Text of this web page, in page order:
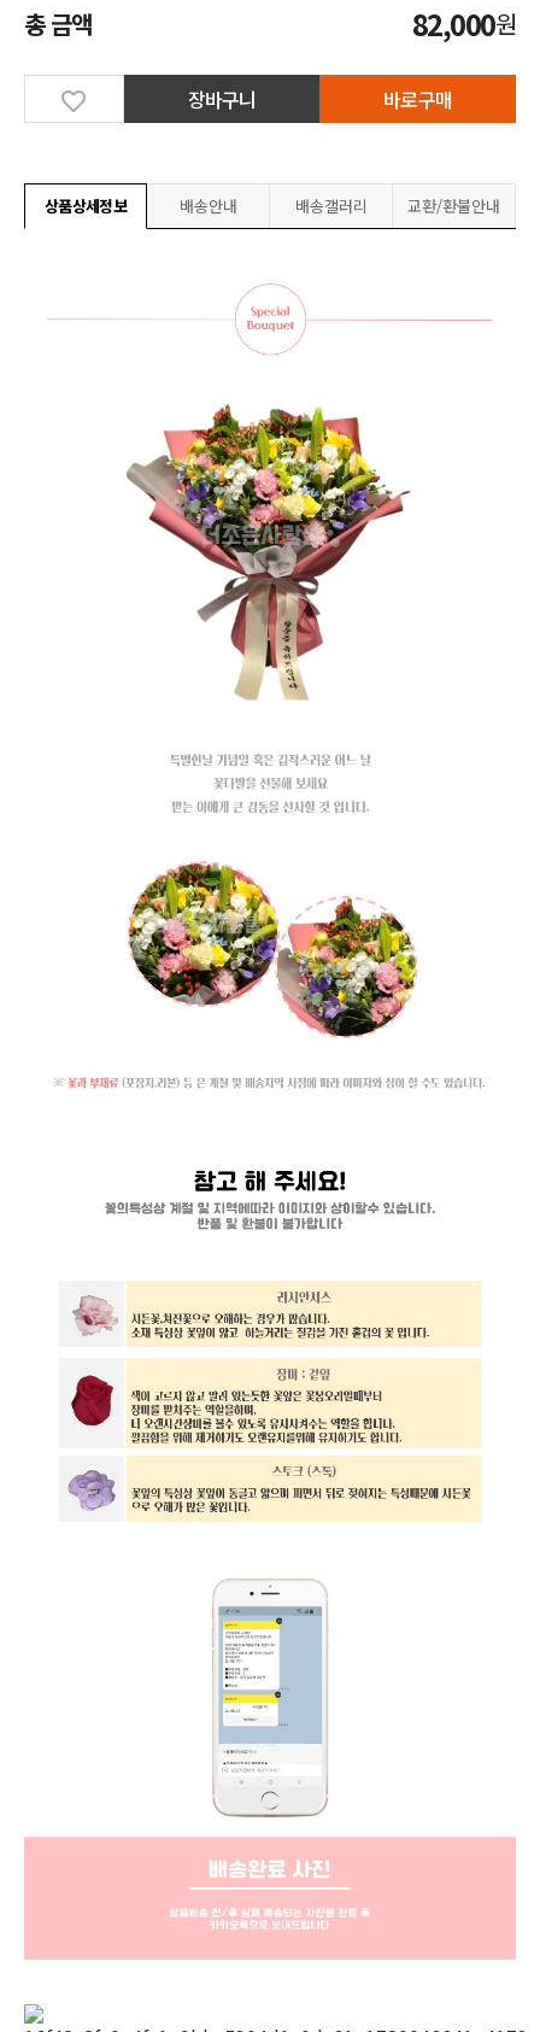
총 금액 82,000원
장바구니 바로구매
상품상세정보 배송안내 배송갤러리 교환/환불안내